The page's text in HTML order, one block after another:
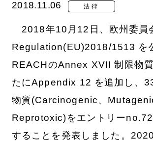
2018.11.06 法律
2018年10月12日、欧州委員
Regulation(EU)2018/1513 を
REACHのAnnex XVII 制限物
たにAppendix 12 を追加し、
物質(Carcinogenic、
Reprotoxic)をエントリー
することを発表しました。